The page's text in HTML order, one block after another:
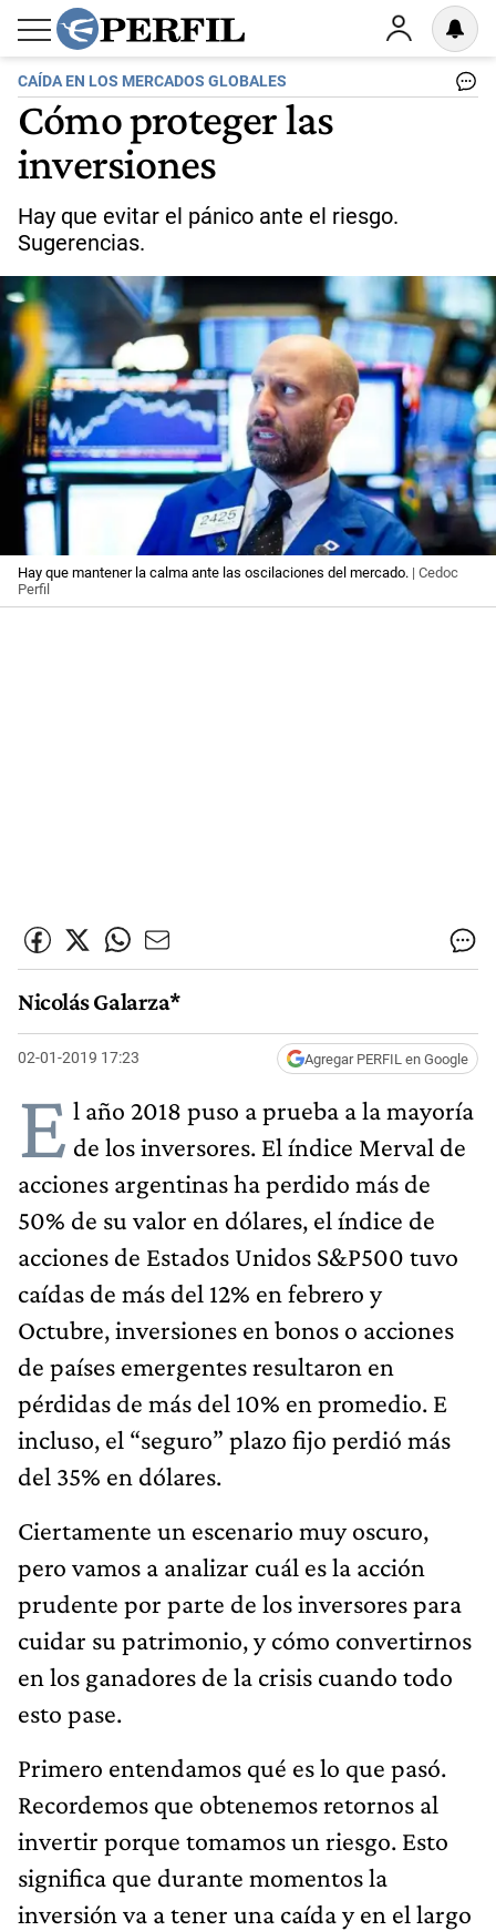
CAÍDA EN LOS MERCADOS GLOBALES
Cómo proteger las
inversiones
Hay que evitar el pánico ante el riesgo.
Sugerencias.
Hay que mantener la calma ante las oscilaciones del mercado. | Cedoc
Perfil
Nicolás Galarza*
02-01-2019 17:23 Agregar PERFIL en Google
E l año 2018 puso a prueba a la mayoría
de los inversores. El índice Merval de
acciones argentinas ha perdido más de
50% de su valor en dólares, el índice de
acciones de Estados Unidos S&P500 tuvo
caídas de más del 12% en febrero y
Octubre, inversiones en bonos o acciones
de países emergentes resultaron en
pérdidas de más del 10% en promedio. E
incluso, el “seguro” plazo fijo perdió más
del 35% en dólares.
Ciertamente un escenario muy oscuro,
pero vamos a analizar cuál es la acción
prudente por parte de los inversores para
cuidar su patrimonio, y cómo convertirnos
en los ganadores de la crisis cuando todo
esto pase.
Primero entendamos qué es lo que pasó.
Recordemos que obtenemos retornos al
invertir porque tomamos un riesgo. Esto
significa que durante momentos la
inversión va a tener una caída y en el largo